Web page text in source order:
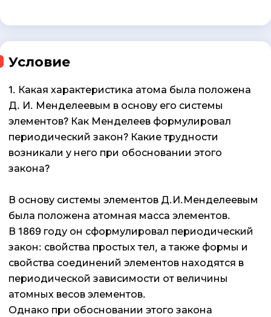
Условие
1. Какая характеристика атома была положена
Д. И. Менделеевым в основу его системы
элементов? Как Менделеев формулировал
периодический закон? Какие трудности
возникали у него при обосновании этого
закона?
В основу системы элементов Д.И.Менделеевым
была положена атомная масса элементов.
В 1869 году он сформулировал периодический
закон: свойства простых тел, а также формы и
свойства соединений элементов находятся в
периодической зависимости от величины
атомных весов элементов.
Однако при обосновании этого закона